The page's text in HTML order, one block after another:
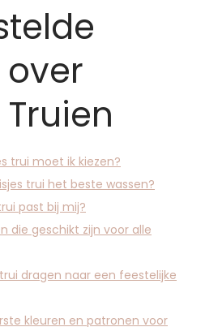
trui moet ik kiezen?
trui het beste wassen?
past bij mij?
die geschikt zijn voor alle
dragen naar een feestelijke
kleuren en patronen voor